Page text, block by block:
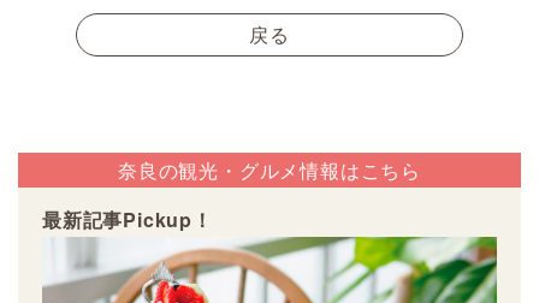
戻る
奈良の観光・グルメ情報はこちら
最新記事Pickup！